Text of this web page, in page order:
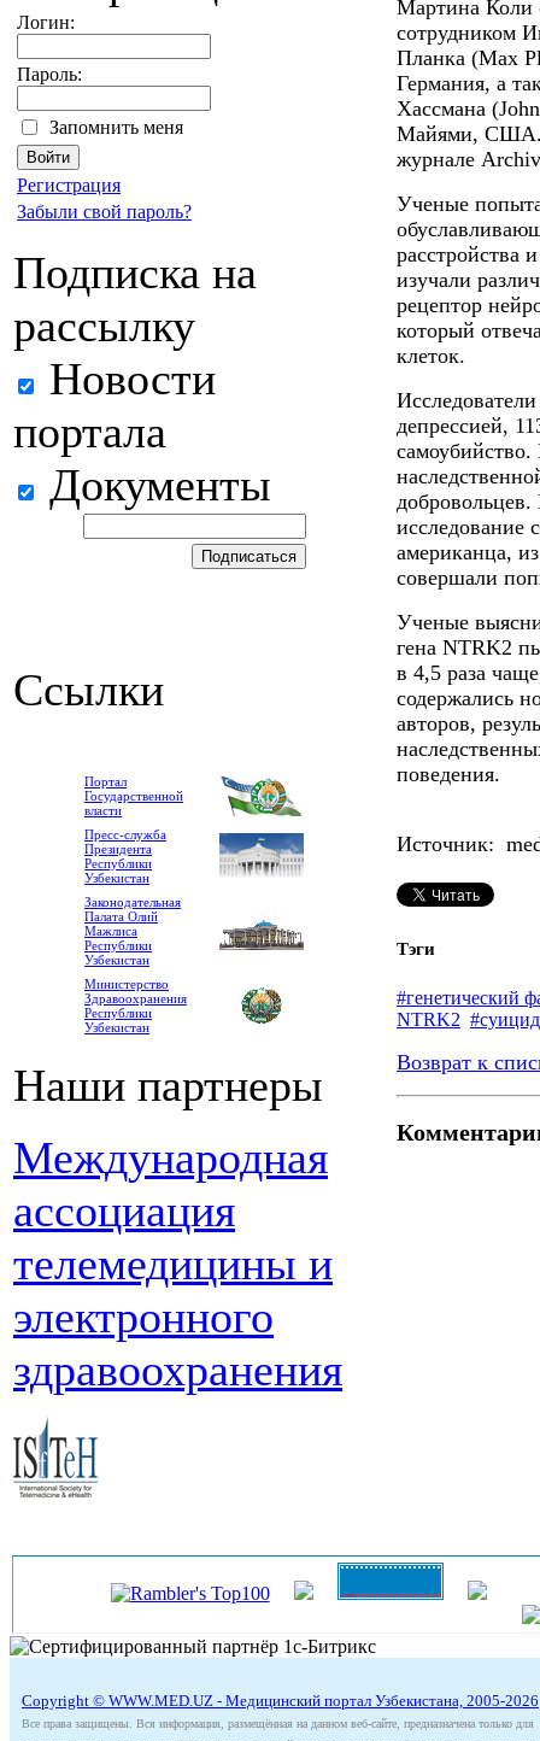
Логин:
Пароль:
Запомнить меня
Регистрация
Забыли свой пароль?
Подписка на
рассылку
Новости
портала
Документы
Ссылки
Портал
Государственной
власти
Пресс-служба
Президента
Республики
Узбекистан
Законодательная
Палата Олий
Мажлиса
Республики
Узбекистан
Министерство
Здравоохранения
Республики
Узбекистан
Наши партнеры
Международная
ассоциация
телемедицины и
электронного
здравоохранения
Мартина Коли
сотрудником
Планка (Max
Германия, а
Хассмана
Майями, США.
журнале
Ученые
расстройства
изучали
рецептор
который
клеток.
депрессией,
исследование
американца,
совершали
Ученые
гена NTRK2
в 4,5 раза
содержались
авторов,
поведения.
Источник:
Тэги
#генетический
NTRK2
Возврат к
Copyright © WWW.MED.UZ - Медицинский портал Узбекистана, 2005-2026
Все права защищены. Вся информация, размещённая на данном веб-сайте, предназначена только для